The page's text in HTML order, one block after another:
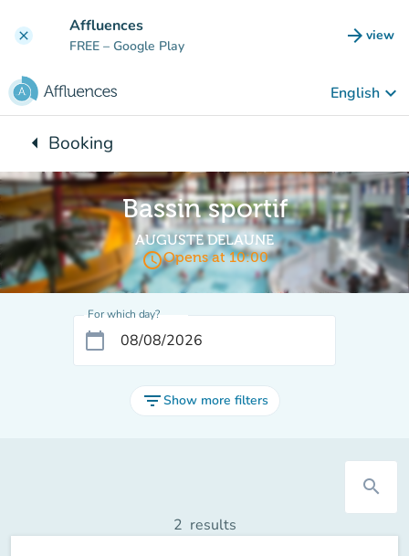
clear Affluences
FREE – Google Play arrow_forward view
(new
English keyboard_arrow_down
arrow_leftBack to:
Booking
Bassin sportif
AUGUSTE DELAUNE
access_timeOpens at 10:00
For which day?
calendar_today
filter_listShow more filters
search
2 results